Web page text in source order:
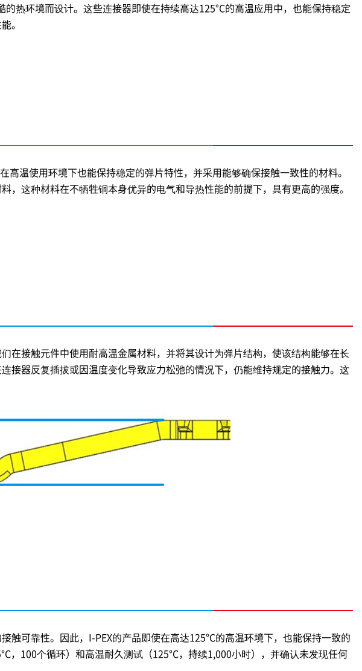
热环境而设计。这些连接器即使在持续高达125°C的高温应用中，也能保持稳定
。
温使用环境下也能保持稳定的弹片特性，并采用能够确保接触一致性的材料。
这种材料在不牺牲铜本身优异的电气和导热性能的前提下，具有更高的强度。
在接触元件中使用耐高温金属材料，并将其设计为弹片结构，使该结构能够在长
接器反复插拔或因温度变化导致应力松弛的情况下，仍能维持规定的接触力。这
触可靠性。因此， I-PEX的产品即使在高达125°C的高温环境下，也能保持一致的
，100个循环）和高温耐久测试（125°C，持续1,000小时），并确认未发现任何